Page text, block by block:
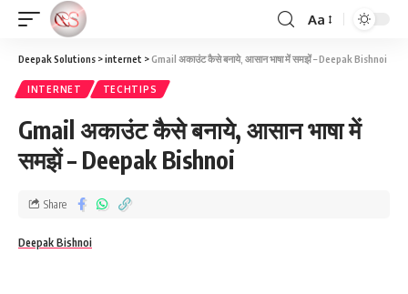
Aa
Deepak Solutions >internet >Gmail अकाउंट कैसे बनाये, आसान भाषा में समझें – Deepak Bishnoi
INTERNET TECHTIPS
Gmail अकाउंट कैसे बनाये, आसान भाषा में
समझें – Deepak Bishnoi
Deepak Bishnoi
Share